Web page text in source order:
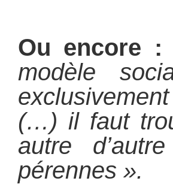
Ou encore :
modèle
(…) il faut
autre
pérennes ».